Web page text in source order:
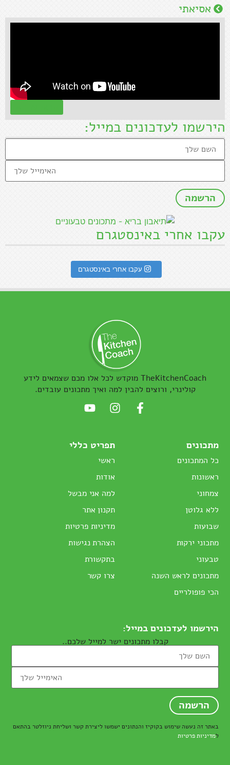
אסיאתי
הירשמו לעדכונים במייל:
עקבו אחרי באינסטגרם
עקבו אחרי באינסטגרם
TheKitchenCoach מוקדש לכל אלו מכם שצמאים לידע
קולינרי, ורוצים להבין למה ואיך מתכונים עובדים.
מתכונים
כל המתכונים
ראשונות
צמחוני
ללא גלוטן
שבועות
מתכוני ירקות
טבעוני
מתכונים לראש השנה
הכי פופולריים
תפריט כללי
ראשי
אודות
למה אני מבשל
תקנון אתר
מדיניות פרטיות
הצהרת נגישות
בתקשורת
צרו קשר
הירשמו לעדכונים במייל:
קבלו מתכונים ישר למייל שלכם..
באתר זה נעשה שימוש בקוקיז והנתונים ישמשו ליצירת קשר ושליחת ניוזלטר בהתאם
למדיניות פרטיות